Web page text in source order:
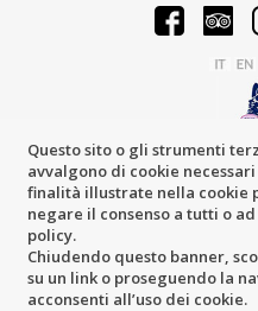
Questo sito o gli strumenti
avvalgono di cookie
finalità illustrate nella cookie
negare il consenso a tutti o
policy.
Chiudendo questo banner,
su un link o proseguendo la
acconsenti all’uso dei cookie.